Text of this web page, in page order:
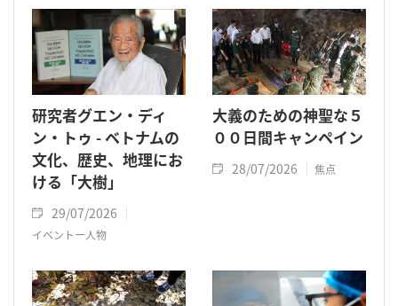
研究者グエン・ディ
ン・トゥ - ベトナムの
文化、歴史、地理にお
ける「大樹」
29/07/2026
イベントー人物
大義のための神聖な５
００日間キャンペイン
28/07/2026 焦点